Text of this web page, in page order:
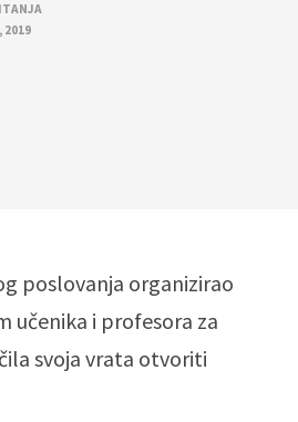
2019
poslovanja organizirao
učenika i profesora za
svoja vrata otvoriti